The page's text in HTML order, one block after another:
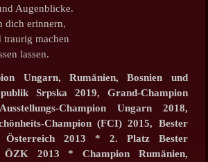
Augenblicke.
dich erinnern,
machen
lassen.
Ungarn, Rumänien, Bosnien und
Srpska 2019, Grand-Champion
Champion Ungarn 2018,
Champion (FCI) 2015, Bester
Österreich 2013 * 2. Platz Bester
ÖZK 2013 * Champion Rumänien,